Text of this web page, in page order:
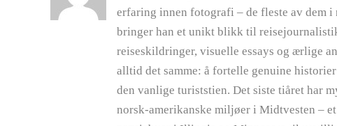
erfaring innen fotografi – de fleste av dem
bringer han et unikt blikk til
reiseskildringer, visuelle essays og ærlige
alltid det samme: å fortelle genuine
den vanlige turiststien. Det siste tiåret har
norsk-amerikanske miljøer i Midtvesten –